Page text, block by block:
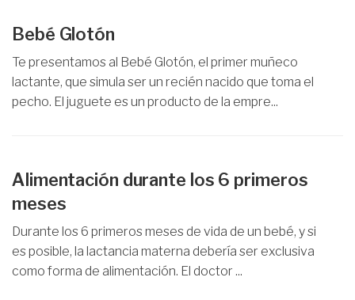
Bebé Glotón
Te presentamos al Bebé Glotón, el primer muñeco
lactante, que simula ser un recién nacido que toma el
pecho. El juguete es un producto de la empre...
Alimentación durante los 6 primeros
meses
Durante los 6 primeros meses de vida de un bebé, y si
es posible, la lactancia materna debería ser exclusiva
como forma de alimentación. El doctor ...